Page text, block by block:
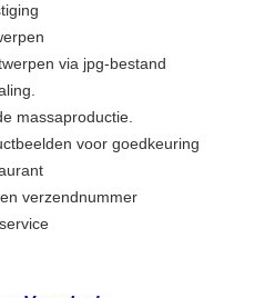
via jpg-bestand
massaproductie.
voor goedkeuring
verzendnummer